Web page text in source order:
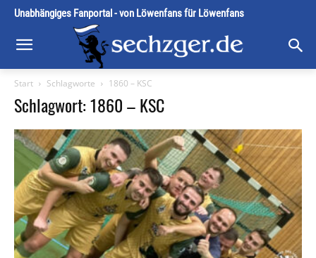
Unabhängiges Fanportal - von Löwenfans für Löwenfans
Start Schlagworte 1860 – KSC
Schlagwort: 1860 – KSC